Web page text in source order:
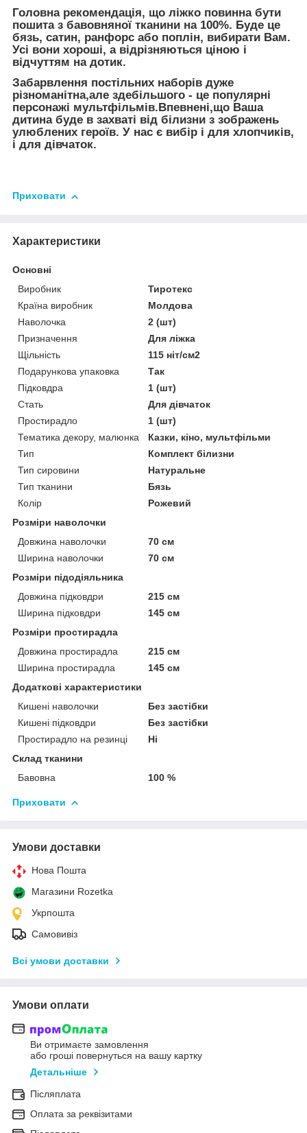
Головна рекомендація, що ліжко повинна бути
пошита з бавовняної тканини на 100%. Буде це
бязь, сатин, ранфорс або поплін, вибирати Вам.
Усі вони хороші, а відрізняються ціною і
відчуттям на дотик.
Забарвлення постільних наборів дуже
різноманітна,але здебільшого - це популярні
персонажі мультфільмів.Впевнені,що Ваша
дитина буде в захваті від білизни з зображень
улюблених героїв. У нас є вибір і для хлопчиків,
і для дівчаток.
Приховати
Характеристики
Основні
Виробник
Тиротекс
Країна виробник
Молдова
Наволочка
2 (шт)
Призначення
Для ліжка
Щільність
115 ніт/см2
Подарункова упаковка
Так
Підковдра
1 (шт)
Стать
Для дівчаток
Простирадло
1 (шт)
Тематика декору, малюнка
Казки, кіно, мультфільми
Тип
Комплект білизни
Тип сировини
Натуральне
Тип тканини
Бязь
Колір
Рожевий
Розміри наволочки
Довжина наволочки
70 см
Ширина наволочки
70 см
Розміри підодіяльника
Довжина підковдри
215 см
Ширина підковдри
145 см
Розміри простирадла
Довжина простирадла
215 см
Ширина простирадла
145 см
Додаткові характеристики
Кишені наволочки
Без застібки
Кишені підковдри
Без застібки
Простирадло на резинці
Ні
Склад тканини
Бавовна
100 %
Приховати
Умови доставки
Нова Пошта
Магазини Rozetka
Укрпошта
Самовивіз
Всі умови доставки
Умови оплати
Ви отримаєте замовлення
або гроші повернуться на вашу картку
Детальніше
Післяплата
Оплата за реквізитами